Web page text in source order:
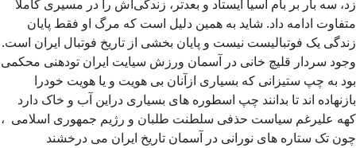
زد، سه بار بر بام آسیا ایستاد و بعدتر، زندگی‌اش را در مسیری کاملا
متفاوت ادامه داد. شاید به همین دلیل است که مرگ او فقط پایان
زندگی یک فوتبالیست نیست و پایان بخشی از تاریخ فوتبال ایران است.
وجود سردار قلیچ خانی در آسمان ورزش سیایت ایران تودهنی محکمی
بود به چپ ستیزانی که بسیاری ازآنان بی هویت و یا هویت خودرا
بازنهاده اند تا بدانند چپ اسطوره های بسیاری دراین آب و خاک دارد
کهه علیرغم سیاست حذفی سلطنت طلبان و رژیم جمهوری اسلامی ،
چون تک ستاره های نورانی در آسمان تاریخ ایران می درخشند